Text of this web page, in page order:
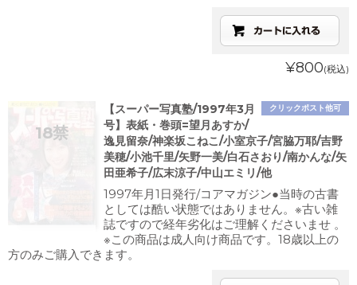
¥800(税込)
クリックポスト他可
【スーパー写真塾/1997年3月
号】表紙・巻頭=望月あすか/
逸見留奈/神楽坂こねこ/小室京子/宮脇万耶/吉野
美穂/小池千里/矢野一美/白石さおり/南かんな/矢
田亜希子/広末涼子/中山エミリ/他
1997年月1日発行/コアマガジン●当時の古書
としては酷い状態ではありません。※古い雑
誌ですので経年劣化はご理解くださいませ 。
※この商品は成人向け商品です。18歳以上の
方のみご購入できます。